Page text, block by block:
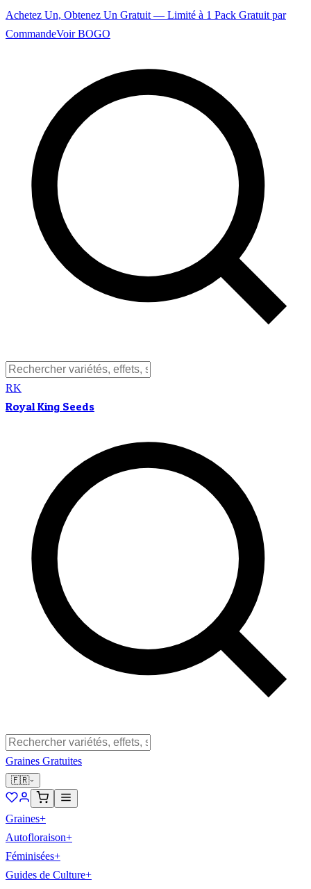
Achetez Un, Obtenez Un Gratuit — Limité à 1 Pack Gratuit par
CommandeVoir BOGO
RK
Royal King Seeds
Graines Gratuites
🇫🇷
Graines+
Autofloraison+
Féminisées+
Guides de Culture+